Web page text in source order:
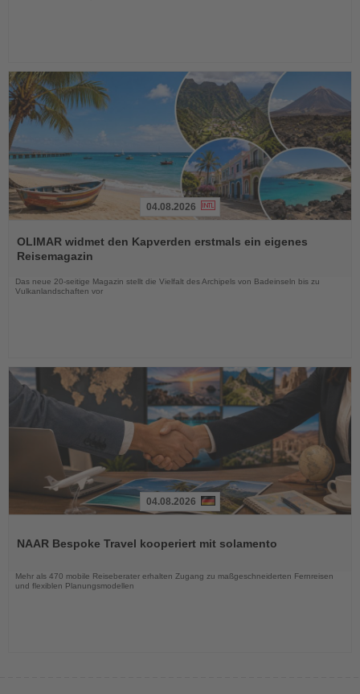
Sie
die
Nachrichten
04.08.2026
OLIMAR widmet den Kapverden erstmals ein eigenes
Reisemagazin
Das neue 20-seitige Magazin stellt die Vielfalt des Archipels von Badeinseln bis zu
Vulkanlandschaften vor
die
04.08.2026
NAAR Bespoke Travel kooperiert mit solamento
Mehr als 470 mobile Reiseberater erhalten Zugang zu maßgeschneiderten Fernreisen
und flexiblen Planungsmodellen